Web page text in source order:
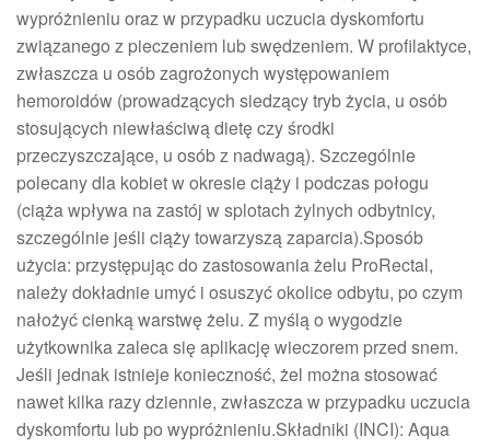
wypróżnieniu oraz w przypadku uczucia dyskomfortu
związanego z pieczeniem lub swędzeniem. W profilaktyce,
zwłaszcza u osób zagrożonych występowaniem
hemoroidów (prowadzących siedzący tryb życia, u osób
stosujących niewłaściwą dietę czy środki
przeczyszczające, u osób z nadwagą). Szczególnie
polecany dla kobiet w okresie ciąży i podczas połogu
(ciąża wpływa na zastój w splotach żylnych odbytnicy,
szczególnie jeśli ciąży towarzyszą zaparcia).Sposób
użycia: przystępując do zastosowania żelu ProRectal,
należy dokładnie umyć i osuszyć okolice odbytu, po czym
nałożyć cienką warstwę żelu. Z myślą o wygodzie
użytkownika zaleca się aplikację wieczorem przed snem.
Jeśli jednak istnieje konieczność, żel można stosować
nawet kilka razy dziennie, zwłaszcza w przypadku uczucia
dyskomfortu lub po wypróżnieniu.Składniki (INCI): Aqua